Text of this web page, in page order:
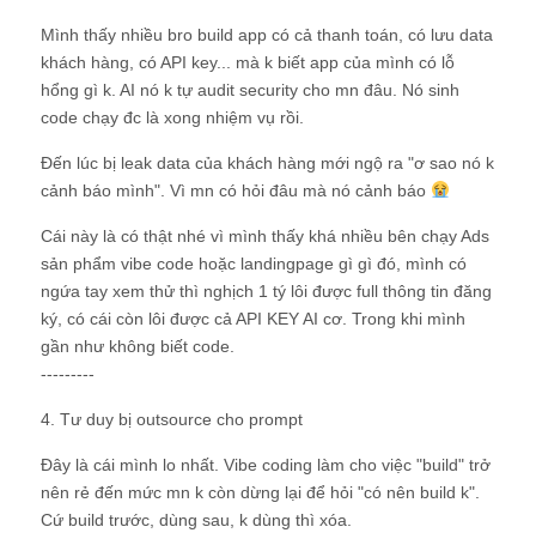
Mình thấy nhiều bro build app có cả thanh toán, có lưu data
khách hàng, có API key... mà k biết app của mình có lỗ
hổng gì k. AI nó k tự audit security cho mn đâu. Nó sinh
code chạy đc là xong nhiệm vụ rồi.
Đến lúc bị leak data của khách hàng mới ngộ ra "ơ sao nó k
cảnh báo mình". Vì mn có hỏi đâu mà nó cảnh báo
Cái này là có thật nhé vì mình thấy khá nhiều bên chạy Ads
sản phẩm vibe code hoặc landingpage gì gì đó, mình có
ngứa tay xem thử thì nghịch 1 tý lôi được full thông tin đăng
ký, có cái còn lôi được cả API KEY AI cơ. Trong khi mình
gần như không biết code.
---------
4. Tư duy bị outsource cho prompt
Đây là cái mình lo nhất. Vibe coding làm cho việc "build" trở
nên rẻ đến mức mn k còn dừng lại để hỏi "có nên build k".
Cứ build trước, dùng sau, k dùng thì xóa.